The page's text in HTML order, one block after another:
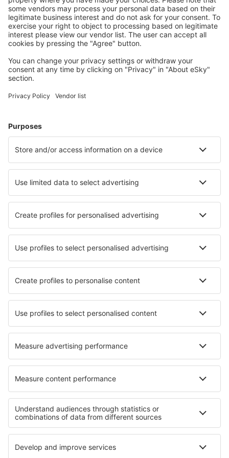
Download onze appen plan gemakkelijk uw
reizen
Vliegtickets
Verblijf
Vlucht+hotel
Hotels
Transfers
Attracties
Luchtvaartmaatschappijen
Brussels Airlines
Ryanair
Wizz Air
Tui Fly
Transavia
Over eSky
Algemene voorwaarden
Mijn boekingen
Privacykennisgeving
Ondersteuning en contact
Privacy